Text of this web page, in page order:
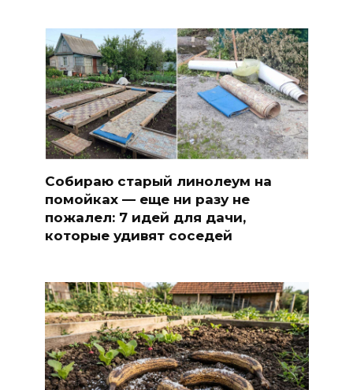
Собираю старый линолеум на
помойках — еще ни разу не
пожалел: 7 идей для дачи,
которые удивят соседей